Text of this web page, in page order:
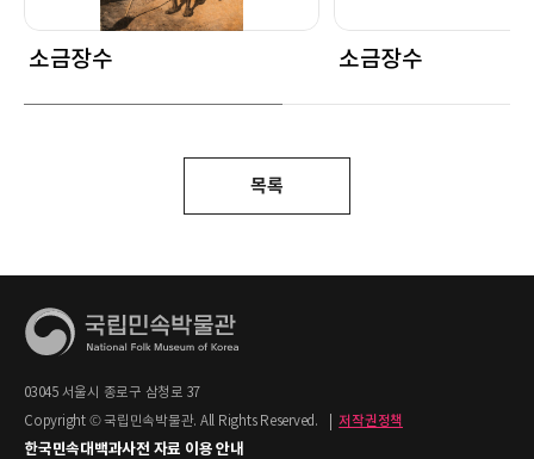
소금장수 소금장수
목록
03045 서울시 종로구 삼청로 37
Copyright © 국립민속박물관. All Rights Reserved.
저작권정책
한국민속대백과사전 자료 이용 안내